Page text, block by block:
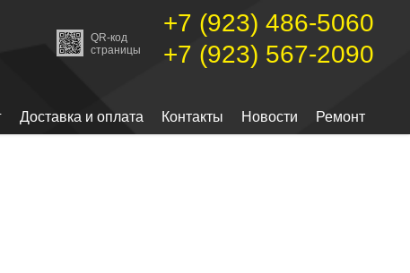
QR-код
страницы
+7 (923) 486-5060
+7 (923) 567-2090
Доставка и оплата Контакты Новости Ремонт